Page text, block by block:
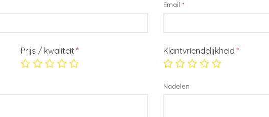
Email *
Prijs / kwaliteit * Klantvriendelijkheid *
Nadelen